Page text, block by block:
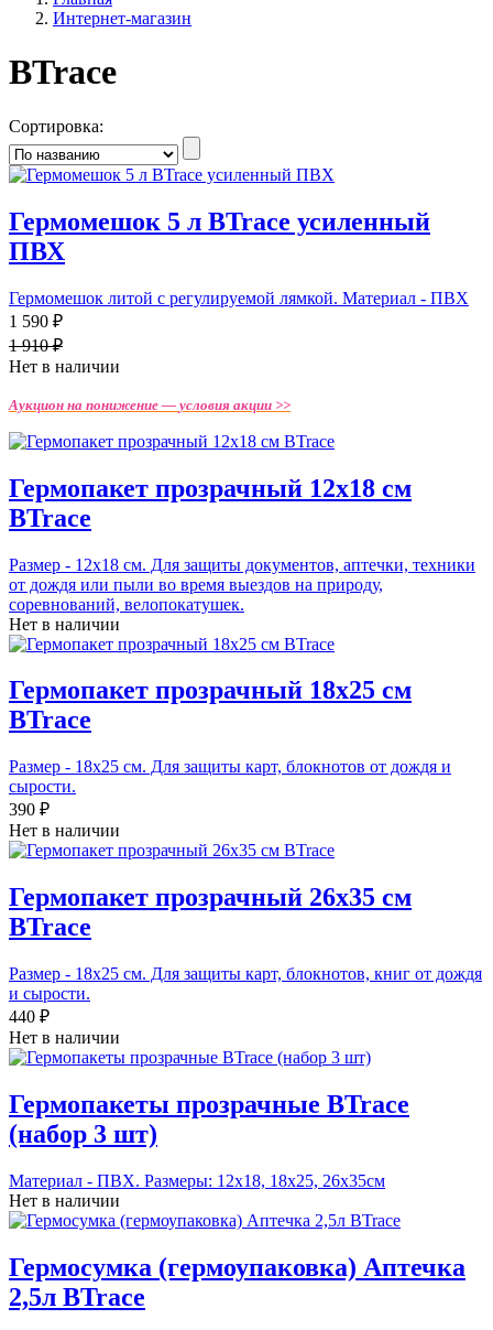
Интернет-магазин
BTrace
Сортировка:
Гермомешок 5 л BTrace усиленный
ПВХ
Гермомешок литой с регулируемой лямкой. Материал - ПВХ
1 590 ₽
1 910 ₽
Нет в наличии
Аукцион на понижение — условия акции >>
Гермопакет прозрачный 12х18 см
BTrace
Размер - 12х18 см. Для защиты документов, аптечки, техники
от дождя или пыли во время выездов на природу,
соревнований, велопокатушек.
Нет в наличии
Гермопакет прозрачный 18х25 см
BTrace
Размер - 18х25 см. Для защиты карт, блокнотов от дождя и
сырости.
390 ₽
Нет в наличии
Гермопакет прозрачный 26х35 см
BTrace
Размер - 18х25 см. Для защиты карт, блокнотов, книг от дождя
и сырости.
440 ₽
Нет в наличии
Гермопакеты прозрачные BTrace
(набор 3 шт)
Материал - ПВХ. Размеры: 12х18, 18х25, 26х35см
Нет в наличии
Гермосумка (гермоупаковка) Аптечка
2,5л BTrace